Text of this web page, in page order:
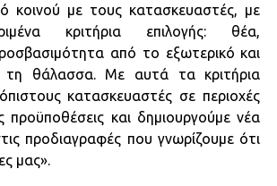
κοινού με τους κατασκευαστές, με
κριτήρια επιλογής: θέα,
από το εξωτερικό και
θάλασσα. Με αυτά τα κριτήρια
κατασκευαστές σε περιοχές
προϋποθέσεις και δημιουργούμε νέα
προδιαγραφές που γνωρίζουμε ότι
μας».